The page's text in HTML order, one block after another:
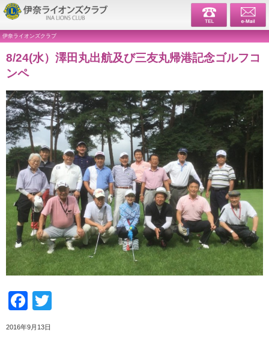
伊奈ライ
伊奈ライオンズクラブ
8/24(水）澤田丸出航及び三友丸帰港記念ゴルフコ
ンペ
Facebook
2016年9月13日